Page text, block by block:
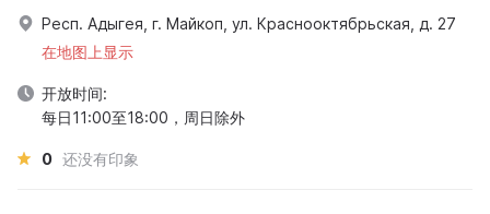
Респ. Адыгея, г. Майкоп, ул. Краснооктябрьская, д. 27
在地图上显示
开放时间:
每日11:00至18:00，周日除外
0 还没有印象